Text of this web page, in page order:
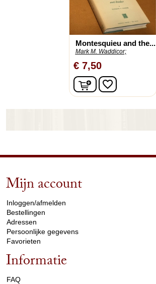
Montesquieu and the...
Mark M. Waddicor;
€ 7,50
In winkelwagen
favorite_border
Mijn account
Inloggen/afmelden
Bestellingen
Adressen
Persoonlijke gegevens
Favorieten
Informatie
FAQ